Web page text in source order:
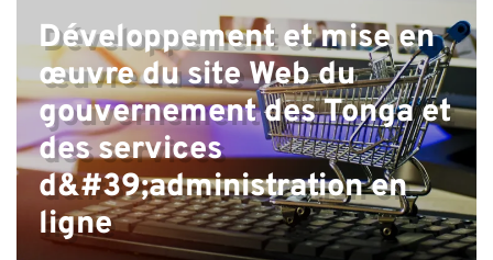
Développement et mise en
œuvre du site Web du
gouvernement des Tonga et
des services
d&#39;administration en
ligne